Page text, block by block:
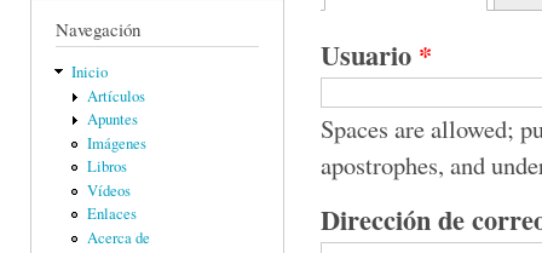
Navegación
Inicio
Artículos
Apuntes
Imágenes
Libros
Vídeos
Enlaces
Acerca de
Primary tabs
Usuario *
Spaces are allowed;
apostrophes, and
Dirección de